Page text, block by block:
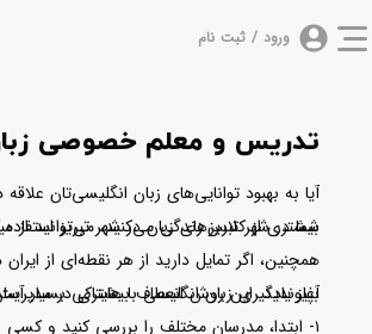
ورود / ثبت نام
تدریس و معلم خصوصی
آیا به بهبود توانایی‌های زبان انگلیسی‌تان
بیشتری از کلاس‌های زبان در شهر تبریز استفاده
شما در شهر تبریز زندگی می‌کنید، می‌توانید از
همچنین، اگر تمایل دارید از هر نقطه‌ای از
بپیوندید. این روش انعطاف بیشتری در مدیریت
آغاز یادگیری زبان انگلیسی با هایتاکی بسیار
۱- ابتدا، مدرسان مختلف را بررسی کنید و کسی را که با نیازها و سبک یادگیری‌تان هم‌خوانی دارد، انتخاب کنید.